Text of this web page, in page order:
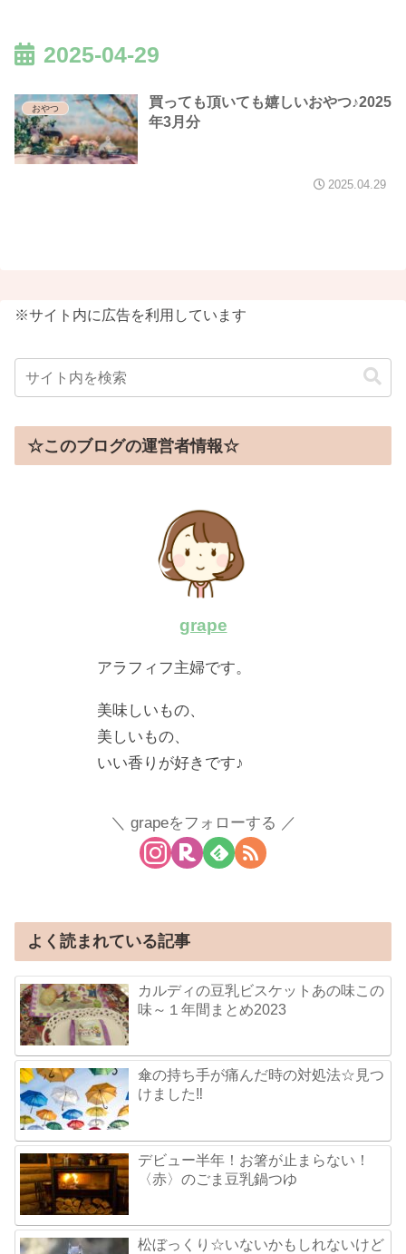
2025-04-29
おやつ
買っても頂いても嬉しいおやつ♪2025
年3月分
2025.04.29
※サイト内に広告を利用しています
☆このブログの運営者情報☆
grape
アラフィフ主婦です。
美味しいもの、
美しいもの、
いい香りが好きです♪
grapeをフォローする
よく読まれている記事
カルディの豆乳ビスケットあの味この
味～１年間まとめ2023
傘の持ち手が痛んだ時の対処法☆見つ
けました‼
デビュー半年！お箸が止まらない！
〈赤〉のごま豆乳鍋つゆ
松ぼっくり☆いないかもしれないけど